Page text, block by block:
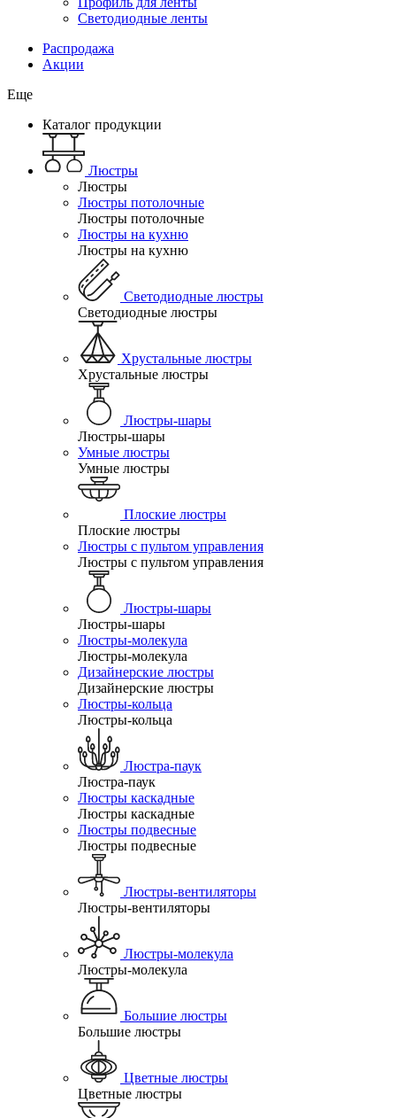
Светодиодные ленты
Распродажа
Акции
Еще
Каталог продукции
Люстры
Люстры
Люстры потолочные
Люстры потолочные
Люстры на кухню
Люстры на кухню
Светодиодные люстры
Светодиодные люстры
Хрустальные люстры
Хрустальные люстры
Люстры-шары
Люстры-шары
Умные люстры
Умные люстры
Плоские люстры
Плоские люстры
Люстры с пультом управления
Люстры с пультом управления
Люстры-шары
Люстры-шары
Люстры-молекула
Люстры-молекула
Дизайнерские люстры
Дизайнерские люстры
Люстры-кольца
Люстры-кольца
Люстра-паук
Люстра-паук
Люстры каскадные
Люстры каскадные
Люстры подвесные
Люстры подвесные
Люстры-вентиляторы
Люстры-вентиляторы
Люстры-молекула
Люстры-молекула
Большие люстры
Большие люстры
Цветные люстры
Цветные люстры